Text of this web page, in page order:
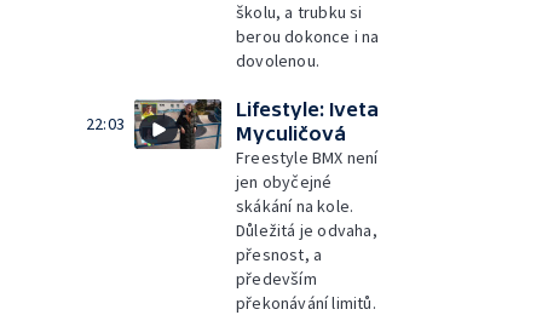
školu, a trubku si
berou dokonce i na
dovolenou.
22:03
Lifestyle: Iveta
Myculičová
Freestyle BMX není
jen obyčejné
skákání na kole.
Důležitá je odvaha,
přesnost, a
především
překonávání limitů.